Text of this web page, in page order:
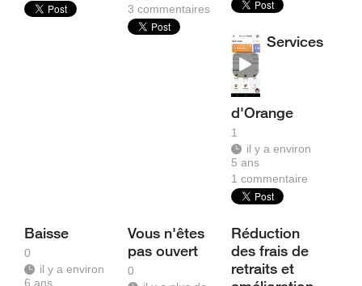
3commentaires
Services
d'Orange
1
il y a environ
5 ans
1commentaire
Baisse
0
il y a environ
6 ans
Vous n'êtes
pas ouvert
0
Réduction
des frais de
retraits et